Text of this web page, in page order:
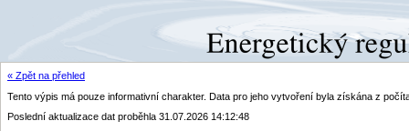
« Zpět na přehled
Tento výpis má pouze informativní charakter. Data pro jeho vytvoření byla získána z
Poslední aktualizace dat proběhla 31.07.2026 14:12:48